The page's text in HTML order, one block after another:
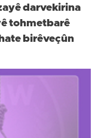
darvekirina
tohmetbarê
birêveçûn